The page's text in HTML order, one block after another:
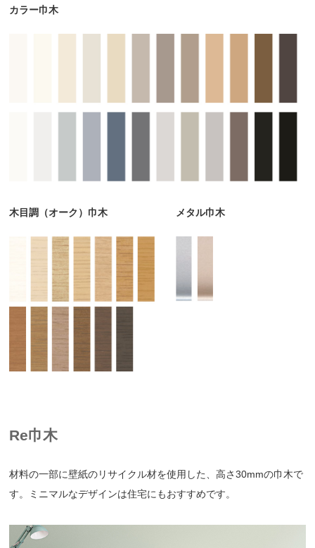
カラー巾木
木目調（オーク）巾木 メタル巾木
Re巾木
材料の一部に壁紙のリサイクル材を使用した、高さ30mmの巾木で
す。ミニマルなデザインは住宅にもおすすめです。